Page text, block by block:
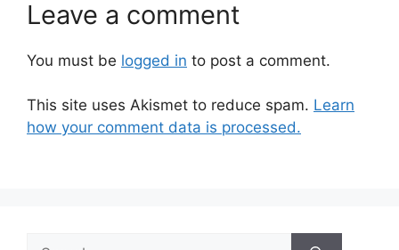
Leave a comment
You must be logged in to post a comment.
This site uses Akismet to reduce spam. Learn
how your comment data is processed.